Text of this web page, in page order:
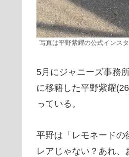
写真は平野紫耀の公式インス
5月にジャニーズ事務
に移籍した平野紫耀
っている。
平野は「レモネードの
レアじゃない？あれ